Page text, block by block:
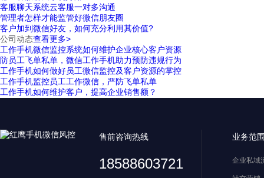
客服聊天系统云客服一对多沟通
管理者怎样才能监管好微信朋友圈
客户加到微信好友，如何充分利用其价值?
公司动态查看更多>
工作手机微信监控系统如何维护企业核心客户资源
防员工飞单私单，微信工作手机助力预防违规行为
工作手机如何做好员工微信监控及客户资源的掌控
工作手机监控员工工作微信，严防飞单私单
工作手机如何维护客户，提高企业销售额？
售前咨询热线
18588603721
业务范
企业私域